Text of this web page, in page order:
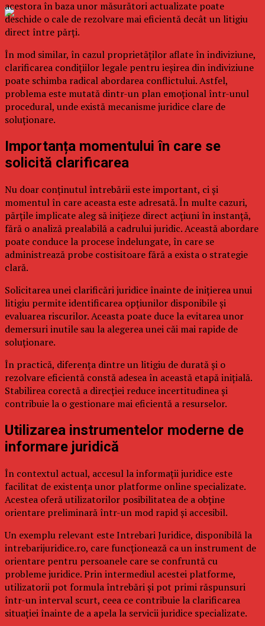
acestora în baza unor măsurători actualizate poate
deschide o cale de rezolvare mai eficientă decât un litigiu
direct între părți.
În mod similar, în cazul proprietăților aflate în indiviziune,
clarificarea condițiilor legale pentru ieșirea din indiviziune
poate schimba radical abordarea conflictului. Astfel,
problema este mutată dintr-un plan emoțional într-unul
procedural, unde există mecanisme juridice clare de
soluționare.
Importanța momentului în care se
solicită clarificarea
Nu doar conținutul întrebării este important, ci și
momentul în care aceasta este adresată. În multe cazuri,
părțile implicate aleg să inițieze direct acțiuni în instanță,
fără o analiză prealabilă a cadrului juridic. Această abordare
poate conduce la procese îndelungate, în care se
administrează probe costisitoare fără a exista o strategie
clară.
Solicitarea unei clarificări juridice înainte de inițierea unui
litigiu permite identificarea opțiunilor disponibile și
evaluarea riscurilor. Aceasta poate duce la evitarea unor
demersuri inutile sau la alegerea unei căi mai rapide de
soluționare.
În practică, diferența dintre un litigiu de durată și o
rezolvare eficientă constă adesea în această etapă inițială.
Stabilirea corectă a direcției reduce incertitudinea și
contribuie la o gestionare mai eficientă a resurselor.
Utilizarea instrumentelor moderne de
informare juridică
În contextul actual, accesul la informații juridice este
facilitat de existența unor platforme online specializate.
Acestea oferă utilizatorilor posibilitatea de a obține
orientare preliminară într-un mod rapid și accesibil.
Un exemplu relevant este Intrebari Juridice, disponibilă la
intrebarijuridice.ro, care funcționează ca un instrument de
orientare pentru persoanele care se confruntă cu
probleme juridice. Prin intermediul acestei platforme,
utilizatorii pot formula întrebări și pot primi răspunsuri
într-un interval scurt, ceea ce contribuie la clarificarea
situației înainte de a apela la servicii juridice specializate.